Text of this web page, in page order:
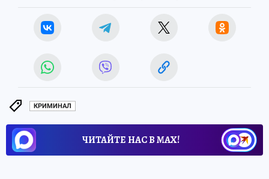
КРИМИНАЛ
ЧИТАЙТЕ НАС В МАХ!